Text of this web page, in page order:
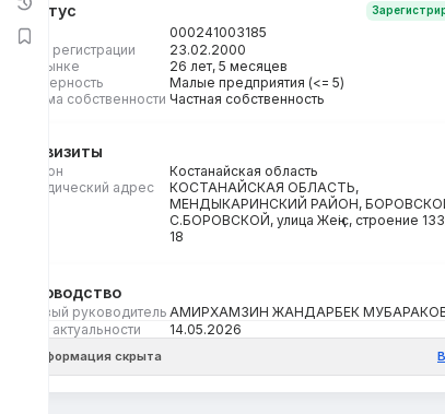
Статус
БИН
000241003185
Дата регистрации
23.02.2000
На рынке
26 лет, 5 месяцев
Размерность
Малые предприятия (<= 5)
Форма собственности Частная собственность
Реквизиты
Регион
Костанайская область
Юридический адрес
КОСТАНАЙСКАЯ ОБЛАСТЬ,
МЕНДЫКАРИНСКИЙ РАЙОН,
С.БОРОВСКОЙ, улица Жеңіс, строение
18
Руководство
Первый руководитель АМИРХАМЗИН ЖАНДАРБЕК
Дата актуальности
14.05.2026
Информация скрыта